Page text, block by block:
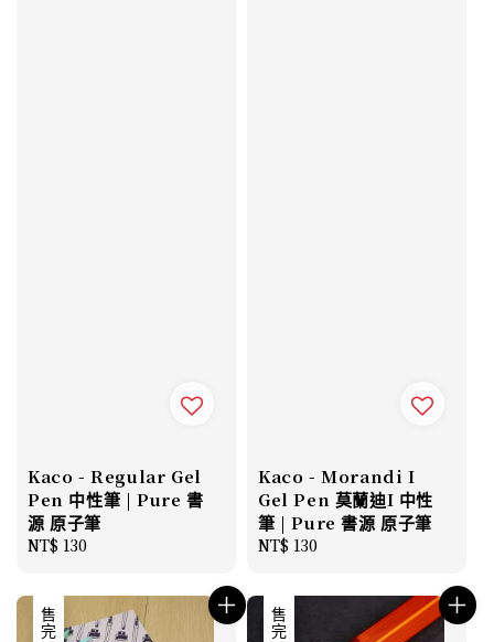
Kaco - Regular Gel
Pen 中性筆 | Pure 書
源 原子筆
Regular
NT$ 130
Kaco - Morandi I
Gel Pen 莫蘭迪I 中性
筆 | Pure 書源 原子筆
Regular
NT$ 130
售完 優惠
售完